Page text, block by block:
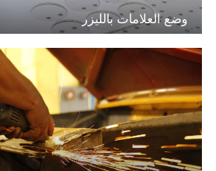
وضع العلامات بالليزر